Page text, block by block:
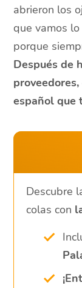
abrieron los
que vamos
porque
Después de
español que
Descubre
colas con